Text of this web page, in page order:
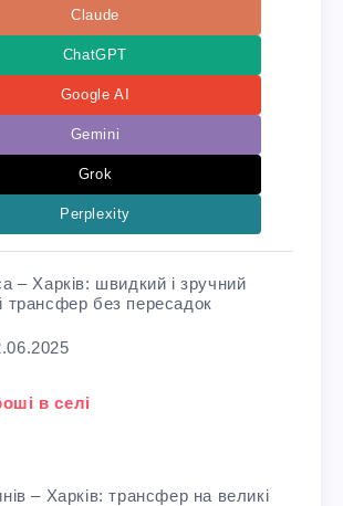
Claude
ChatGPT
Google AI
Gemini
Grok
Perplexity
– Харків: швидкий і зручний
трансфер без пересадок
з тим, що
в селі
– Харків: трансфер на великі